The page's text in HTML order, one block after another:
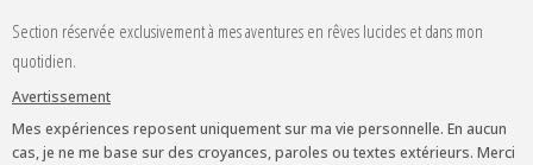
Section réservée exclusivement à mes aventures en rêves lucides et dans mon
quotidien.
Avertissement
Mes expériences reposent uniquement sur ma vie personnelle. En aucun
cas, je ne me base sur des croyances, paroles ou textes extérieurs. Merci